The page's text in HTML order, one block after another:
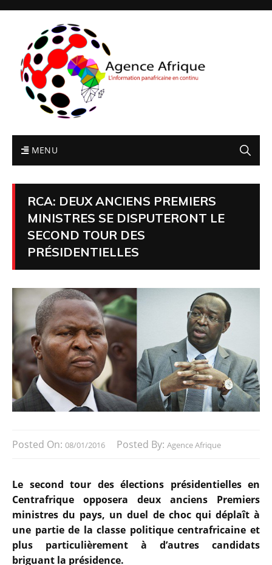
MENU
RCA: DEUX ANCIENS PREMIERS
MINISTRES SE DISPUTERONT LE
SECOND TOUR DES
PRÉSIDENTIELLES
Posted On: 08/01/2016 Posted By: Agence Afrique
Le second tour des élections présidentielles en
Centrafrique opposera deux anciens Premiers
ministres du pays, un duel de choc qui déplaît à
une partie de la classe politique centrafricaine et
plus particulièrement à d’autres candidats
briguant la présidence.